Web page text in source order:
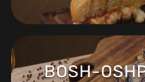
BOSH-